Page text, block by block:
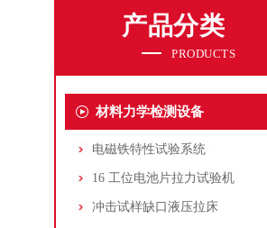
产品分类
PRODUCTS
材料力学检测设备
电磁铁特性试验系统
16 工位电池片拉力试验机
冲击试样缺口液压拉床